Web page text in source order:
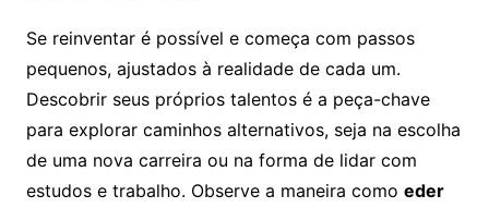
Se reinventar é possível e começa com passos
pequenos, ajustados à realidade de cada um.
Descobrir seus próprios talentos é a peça-chave
para explorar caminhos alternativos, seja na escolha
de uma nova carreira ou na forma de lidar com
estudos e trabalho. Observe a maneira como eder